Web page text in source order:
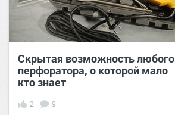
Скрытая возможность любого
перфоратора, о которой мало
кто знает
2 9